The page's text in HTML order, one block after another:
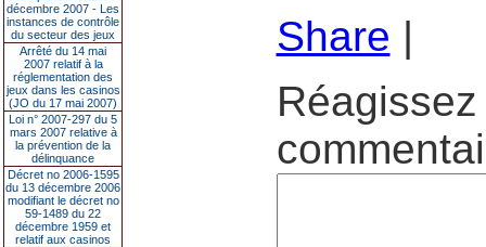
décembre 2007 - Les
instances de contrôle
du secteur des jeux
Arrêté du 14 mai
2007 relatif à la
réglementation des
jeux dans les casinos
(JO du 17 mai 2007)
Loi n° 2007-297 du 5
mars 2007 relative à
la prévention de la
délinquance
Décret no 2006-1595
du 13 décembre 2006
modifiant le décret no
59-1489 du 22
décembre 1959 et
relatif aux casinos
Share |